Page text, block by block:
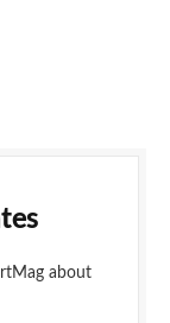
about